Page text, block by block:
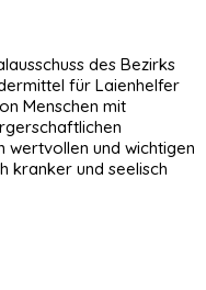
des Bezirks
für Laienhelfer
Menschen mit
wertvollen und wichtigen
kranker und seelisch